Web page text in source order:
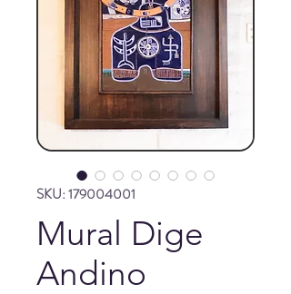
SKU: 179004001
Mural Dige
Andino